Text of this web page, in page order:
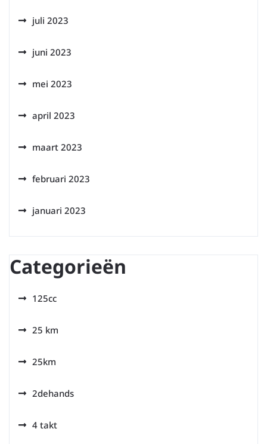
juli 2023
juni 2023
mei 2023
april 2023
maart 2023
februari 2023
januari 2023
Categorieën
125cc
25 km
25km
2dehands
4 takt